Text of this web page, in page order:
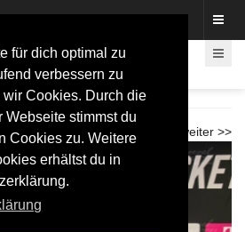
für dich optimal zu
verbessern zu
Cookies. Durch die
Webseite stimmst du
Cookies zu. Weitere
erhältst du in
Baskets 2026
weiter >>